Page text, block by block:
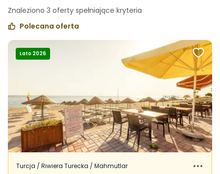
Znaleziono 3 oferty spełniające kryteria
Polecana oferta
Lato 2026
Turcja / Riwiera Turecka / Mahmutlar